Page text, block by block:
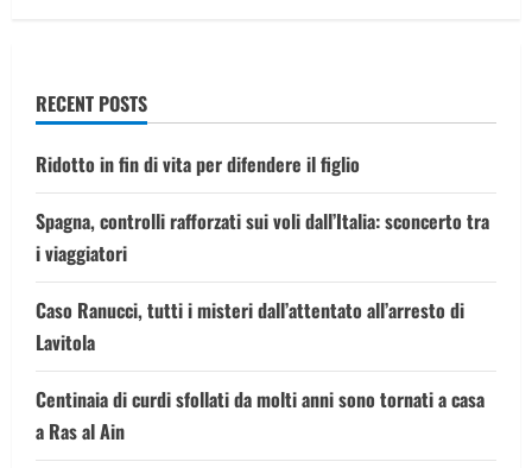
RECENT POSTS
Ridotto in fin di vita per difendere il figlio
Spagna, controlli rafforzati sui voli dall’Italia: sconcerto tra
i viaggiatori
Caso Ranucci, tutti i misteri dall’attentato all’arresto di
Lavitola
Centinaia di curdi sfollati da molti anni sono tornati a casa
a Ras al Ain